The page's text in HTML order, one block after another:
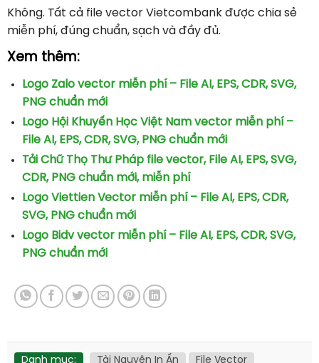
Không. Tất cả file vector Vietcombank được chia sẻ
miễn phí, đúng chuẩn, sạch và đầy đủ.
Xem thêm:
Logo Zalo vector miễn phí – File AI, EPS, CDR, SVG,
PNG chuẩn mới
Logo Hội Khuyến Học Việt Nam vector miễn phí –
File AI, EPS, CDR, SVG, PNG chuẩn mới
Tải Chữ Thọ Thư Pháp file vector, File AI, EPS, SVG,
CDR, PNG chuẩn mới, miễn phí
Logo Viettien Vector miễn phí – File AI, EPS, CDR,
SVG, PNG chuẩn mới
Logo Bidv vector miễn phí – File AI, EPS, CDR, SVG,
PNG chuẩn mới
Danh mục: Tài Nguyên In Ấn File Vector